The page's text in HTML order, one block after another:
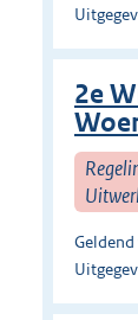
2e